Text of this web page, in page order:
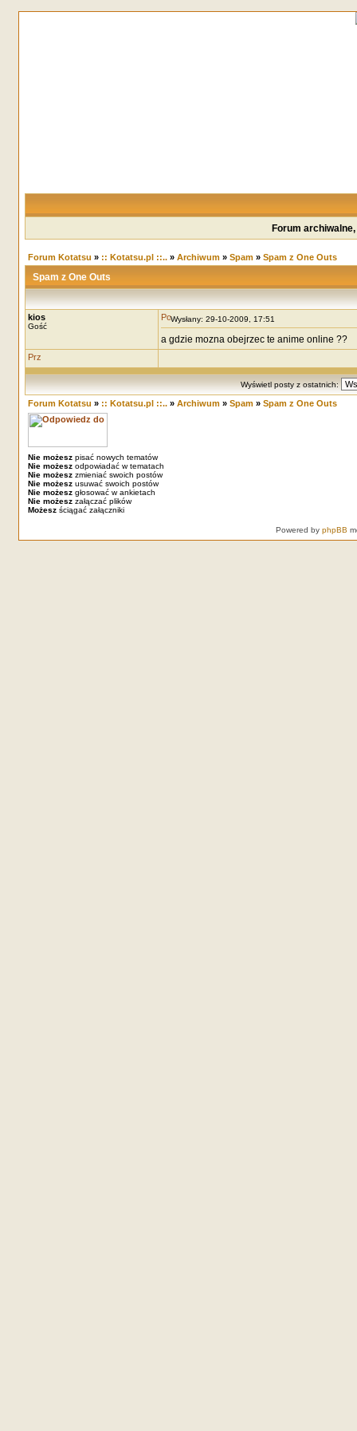
Forum
Forum Kotatsu » :: Kotatsu.pl ::..» Archiwum» Spam» Spam z One Outs
Spam z One Outs
kios
Gość
Wysłany: 29-10-2009, 17:51
a gdzie mozna obejrzec te anime online ??
Wyświetl posty z ostatnich:
Forum Kotatsu » :: Kotatsu.pl ::..» Archiwum» Spam» Spam z One Outs
Nie możeszpisać nowych tematów
Nie możeszodpowiadać w tematach
Nie możeszzmieniać swoich postów
Nie możeszusuwać swoich postów
Nie możeszgłosować w ankietach
Nie możeszzałączać plików
Możeszściągać załączniki
Powered by phpBB